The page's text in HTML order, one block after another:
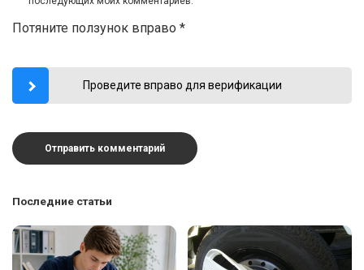
Потяните ползунок вправо *
Проведите вправо для верификации
Последние статьи